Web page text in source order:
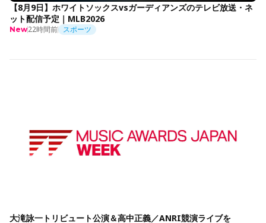
【8月9日】ホワイトソックスvsガーディアンズのテレビ放送・ネ
ット配信予定｜MLB2026
New22時間前 スポーツ
大滝詠一トリビュート公演＆高中正義／ANRI競演ライブを